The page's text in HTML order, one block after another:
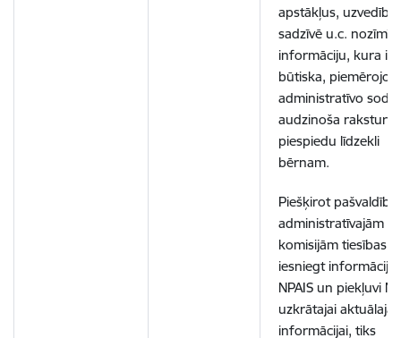
apstākļus, uzvedību
sadzīvē u.c.
informāciju, kura ir
būtiska, piemērojot
administratīvo sodu
audzinoša rakstura
piespiedu līdzekli
bērnam.
Piešķirot pašvaldību
administratīvajām
komisijām tiesības
iesniegt informāciju
NPAIS un piekļuvi
uzkrātajai aktuālajai
informācijai, tiks